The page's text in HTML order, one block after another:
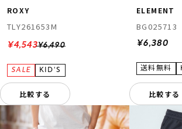
ROXY
TLY261653M
¥6,490
¥4,543
比較する
ELEMENT
BG025713
¥6,380
比較する